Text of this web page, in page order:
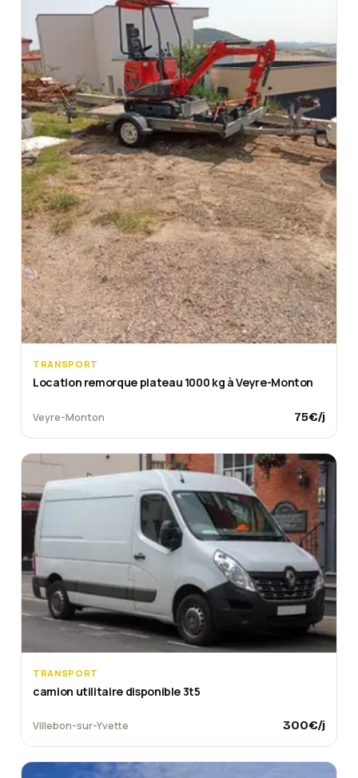
TRANSPORT
Location remorque plateau 1000 kg à Veyre-Monton
Veyre-Monton 75€/j
TRANSPORT
camion utilitaire disponible 3t5
Villebon-sur-Yvette 300€/j